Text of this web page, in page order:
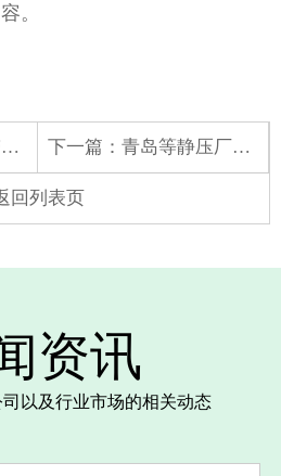
。
下一篇： 青岛等静压厂家带您了解精密陶瓷成型工艺创新前沿，20家成型设备企业齐聚深圳
回列表页
资讯
以及行业市场的相关动态